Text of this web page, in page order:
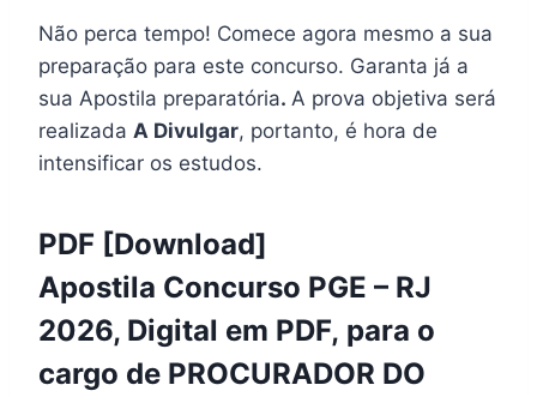
Não perca tempo! Comece agora mesmo a sua
preparação para este concurso. Garanta já a
sua Apostila preparatória. A prova objetiva será
realizada A Divulgar, portanto, é hora de
intensificar os estudos.
PDF [Download]
Apostila Concurso PGE – RJ
2026, Digital em PDF, para o
cargo de PROCURADOR DO